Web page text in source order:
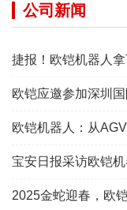
公司新闻
捷报！欧铠机器人
欧铠应邀参加深圳国际
欧铠机器人：从
宝安日报采访欧铠
2025金蛇迎春，欧